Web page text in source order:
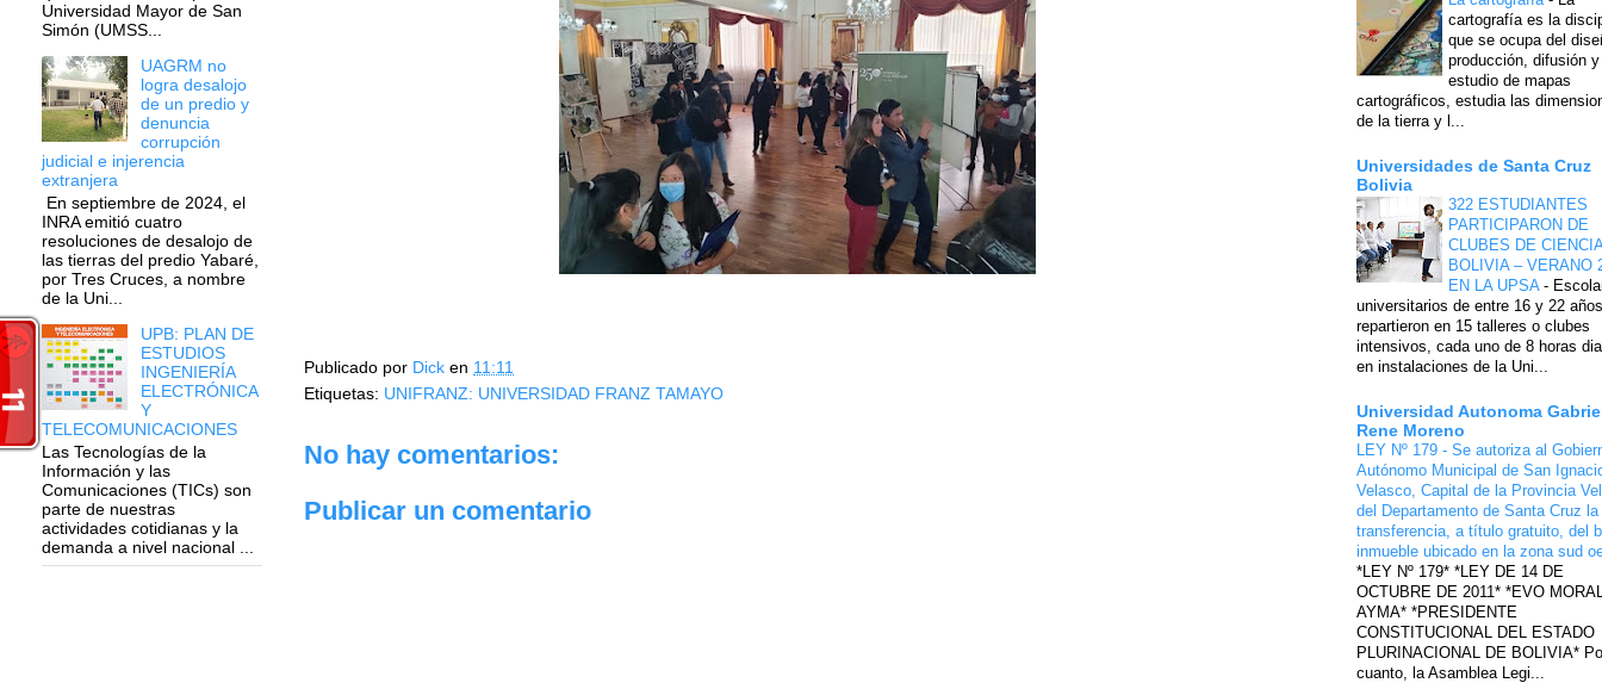
Publicado por Dick en 11:11
Etiquetas: UNIFRANZ: UNIVERSIDAD FRANZ TAMAYO
No hay comentarios:
Publicar un comentario
Universidad Mayor de San
Simón (UMSS...
UAGRM no
logra desalojo
de un predio y
denuncia
corrupción
judicial e injerencia
extranjera
En septiembre de 2024, el
INRA emitió cuatro
resoluciones de desalojo de
las tierras del predio Yabaré,
por Tres Cruces, a nombre
de la Uni...
UPB: PLAN DE
ESTUDIOS
INGENIERÍA
ELECTRÓNICA
Y
TELECOMUNICACIONES
Las Tecnologías de la
Información y las
Comunicaciones (TICs) son
parte de nuestras
actividades cotidianas y la
demanda a nivel nacional ...
cartografía es la
que se ocupa del
producción, difusión y
estudio de mapas
cartográficos, estudia las
de la tierra y l...
Universidades de Santa Cruz
Bolivia
322 ESTUDIANTES
PARTICIPARON DE
CLUBES DE CIENCIA
BOLIVIA – VERANO
EN LA UPSA -
universitarios de entre 16 y 22
repartieron en 15 talleres o clubes
intensivos, cada uno de 8 horas
en instalaciones de la Uni...
Universidad Autonoma
Rene Moreno
LEY Nº 179 - Se autoriza al
Autónomo Municipal de San
Velasco, Capital de la Provincia
del Departamento de Santa Cruz la
transferencia, a título gratuito, del
inmueble ubicado en la zona sud
*LEY Nº 179* *LEY DE 14 DE
OCTUBRE DE 2011* *EVO
AYMA* *PRESIDENTE
CONSTITUCIONAL DEL ESTADO
PLURINACIONAL DE BOLIVIA*
cuanto, la Asamblea Legi...